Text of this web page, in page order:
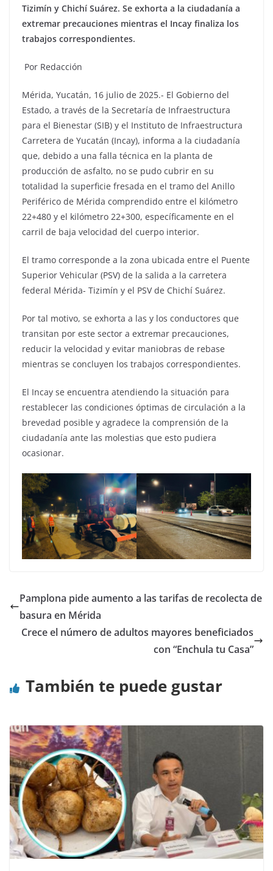
Tizimín y Chichí Suárez. Se exhorta a la ciudadanía a
extremar precauciones mientras el Incay finaliza los
trabajos correspondientes.
Por Redacción
Mérida, Yucatán, 16 julio de 2025.- El Gobierno del
Estado, a través de la Secretaría de Infraestructura
para el Bienestar (SIB) y el Instituto de Infraestructura
Carretera de Yucatán (Incay), informa a la ciudadanía
que, debido a una falla técnica en la planta de
producción de asfalto, no se pudo cubrir en su
totalidad la superficie fresada en el tramo del Anillo
Periférico de Mérida comprendido entre el kilómetro
22+480 y el kilómetro 22+300, específicamente en el
carril de baja velocidad del cuerpo interior.
El tramo corresponde a la zona ubicada entre el Puente
Superior Vehicular (PSV) de la salida a la carretera
federal Mérida- Tizimín y el PSV de Chichí Suárez.
Por tal motivo, se exhorta a las y los conductores que
transitan por este sector a extremar precauciones,
reducir la velocidad y evitar maniobras de rebase
mientras se concluyen los trabajos correspondientes.
El Incay se encuentra atendiendo la situación para
restablecer las condiciones óptimas de circulación a la
brevedad posible y agradece la comprensión de la
ciudadanía ante las molestias que esto pudiera
ocasionar.
Pamplona pide aumento a las tarifas de recolecta de
basura en Mérida
Crece el número de adultos mayores beneficiados
con “Enchula tu Casa”
También te puede gustar